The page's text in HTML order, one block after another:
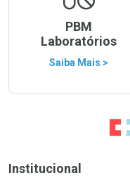
PBM
Laboratórios
Saiba Mais >
Ir
Institucional